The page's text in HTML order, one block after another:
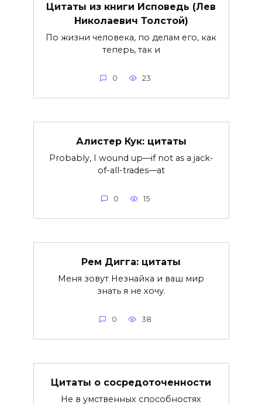
Цитаты из книги Исповедь (Лев
Николаевич Толстой)
По жизни человека, по делам его, как
теперь, так и
0 23
Алистер Кук: цитаты
Probably, I wound up—if not as a jack-
of-all-trades—at
0 15
Рем Дигга: цитаты
Меня зовут Незнайка и ваш мир
знать я не хочу.
0 38
Цитаты о сосредоточенности
Не в умственных способностях